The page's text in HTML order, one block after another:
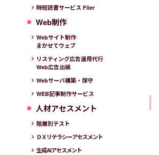
時短読書サービス Flier
Web制作
Webサイト制作
まかせてウェブ
リスティング広告運用代行
Web広告出稿
Webサーバ構築・保守
WEB記事制作サービス
人材アセスメント
階層別テスト
ＤＸリテラシーアセスメント
生成AIアセスメント